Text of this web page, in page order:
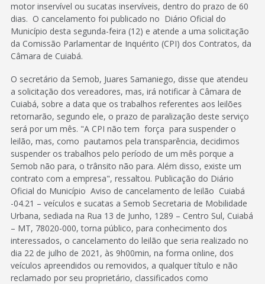
motor inservível ou sucatas inservíveis, dentro do prazo de 60
dias. O cancelamento foi publicado no Diário Oficial do
Município desta segunda-feira (12) e atende a uma solicitação
da Comissão Parlamentar de Inquérito (CPI) dos Contratos, da
Câmara de Cuiabá.
O secretário da Semob, Juares Samaniego, disse que atendeu
a solicitação dos vereadores, mas, irá notificar à Câmara de
Cuiabá, sobre a data que os trabalhos referentes aos leilões
retornarão, segundo ele, o prazo de paralização deste serviço
será por um mês. "A CPI não tem força para suspender o
leilão, mas, como pautamos pela transparência, decidimos
suspender os trabalhos pelo período de um mês porque a
Semob não para, o trânsito não para. Além disso, existe um
contrato com a empresa", ressaltou. Publicação do Diário
Oficial do Município Aviso de cancelamento de leilão Cuiabá
-04.21 – veículos e sucatas a Semob Secretaria de Mobilidade
Urbana, sediada na Rua 13 de Junho, 1289 – Centro Sul, Cuiabá
– MT, 78020-000, torna público, para conhecimento dos
interessados, o cancelamento do leilão que seria realizado no
dia 22 de julho de 2021, às 9h00min, na forma online, dos
veículos apreendidos ou removidos, a qualquer título e não
reclamado por seu proprietário, classificados como